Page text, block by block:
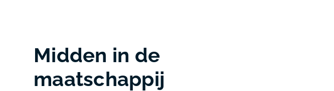
Midden in de
maatschappij